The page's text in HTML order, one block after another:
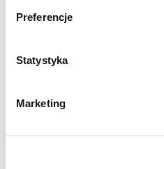
Preferencje
Statystyka
Marketing